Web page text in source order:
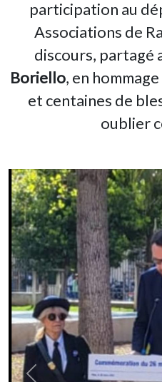
participation au
Associations de
discours, partagé
Boriello, en
et centaines de
oublier